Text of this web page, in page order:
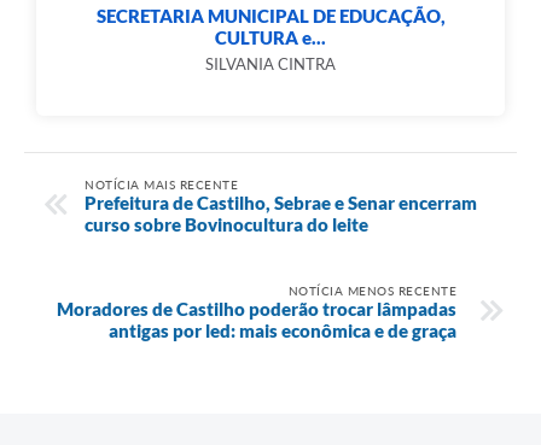
SECRETARIA MUNICIPAL DE EDUCAÇÃO,
CULTURA e...
SILVANIA CINTRA
NOTÍCIA MAIS RECENTE
Prefeitura de Castilho, Sebrae e Senar encerram
curso sobre Bovinocultura do leite
NOTÍCIA MENOS RECENTE
Moradores de Castilho poderão trocar lâmpadas
antigas por led: mais econômica e de graça